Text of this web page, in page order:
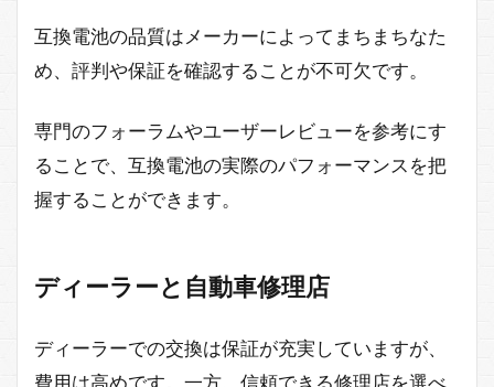
互換電池の品質はメーカーによってまちまちなた
め、評判や保証を確認することが不可欠です。
専門のフォーラムやユーザーレビューを参考にす
ることで、互換電池の実際のパフォーマンスを把
握することができます。
ディーラーと自動車修理店
ディーラーでの交換は保証が充実していますが、
費用は高めです。一方、信頼できる修理店を選べ